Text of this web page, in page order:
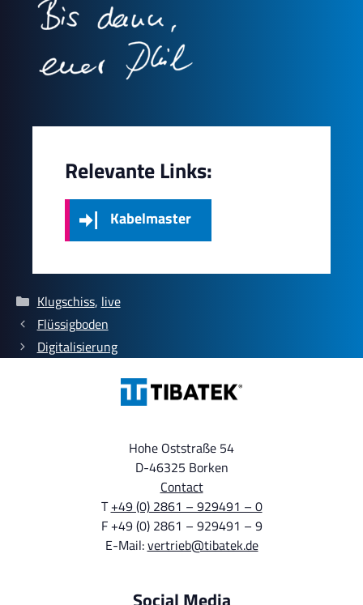
Relevante Links:
Kabelmaster
Categories
Klugschiss, live
Flüssigboden
Digitalisierung
Hohe Oststraße 54
D-46325 Borken
Contact
T+49 (0) 2861 – 929491 – 0
F +49 (0) 2861 – 929491 – 9
E-Mail:vertrieb@tibatek.de